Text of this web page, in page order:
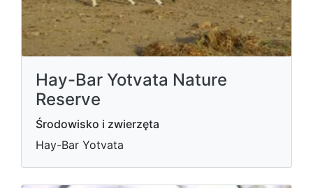
Hay-Bar Yotvata Nature
Reserve
Środowisko i zwierzęta
Hay-Bar Yotvata